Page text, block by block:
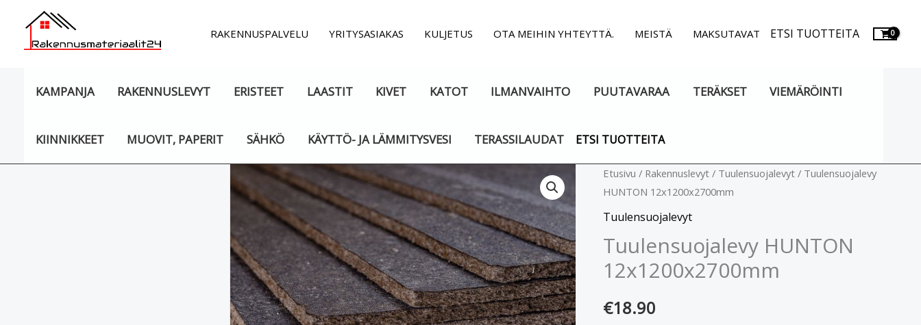
sisältöön
RAKENNUSPALVELU YRITYSASIAKAS KULJETUS OTA MEIHIN YHTEYTTÄ. MEISTÄ MAKSUTAVAT ETSI TUOTTEITA
KAMPANJA RAKENNUSLEVYT ERISTEET LAASTIT KIVET KATOT ILMANVAIHTO PUUTAVARAA TERÄKSET VIEMÄRÖINTI
KIINNIKKEET MUOVIT, PAPERIT SÄHKÖ KÄYTTÖ- JA LÄMMITYSVESI TERASSILAUDAT ETSI TUOTTEITA
Etusivu / Rakennuslevyt/ Tuulensuojalevyt/ Tuulensuojalevy
HUNTON 12x1200x2700mm
Tuulensuojalevyt
Tuulensuojalevy HUNTON
12x1200x2700mm
€18.90
Tuulensuojalevy
HUNTON
12x1200x2700mm